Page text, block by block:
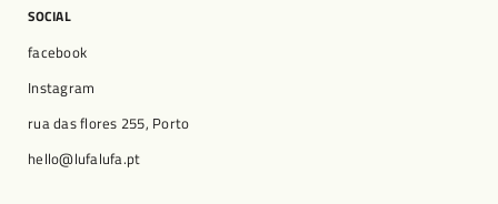
SOCIAL
facebook
Instagram
rua das flores 255, Porto
hello@lufalufa.pt